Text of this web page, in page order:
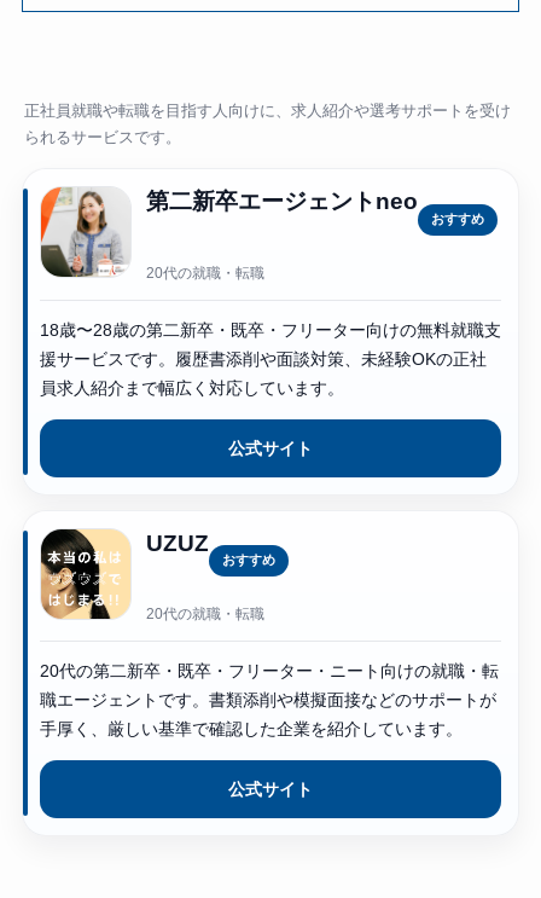
正社員就職や転職を目指す人向けに、求人紹介や選考サポートを受け
られるサービスです。
第二新卒エージェントneo
おすすめ
20代の就職・転職
18歳〜28歳の第二新卒・既卒・フリーター向けの無料就職支
援サービスです。履歴書添削や面談対策、未経験OKの正社
員求人紹介まで幅広く対応しています。
公式サイト
UZUZ
おすすめ
20代の就職・転職
20代の第二新卒・既卒・フリーター・ニート向けの就職・転
職エージェントです。書類添削や模擬面接などのサポートが
手厚く、厳しい基準で確認した企業を紹介しています。
公式サイト